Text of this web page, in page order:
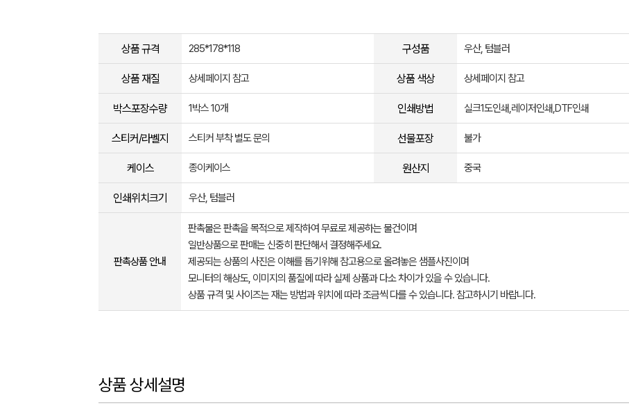
상품 규격 285*178*118 구성품 우산, 텀블러
상품 재질 상세페이지 참고 상품 색상 상세페이지 참고
박스포장수량 1박스 10개 인쇄방법 실크1도인쇄,레이저인쇄,DTF인쇄
스티커/라벨지 스티커 부착 별도 문의 선물포장 불가
케이스 종이케이스 원산지 중국
인쇄위치크기 우산, 텀블러
판촉상품 안내
판촉물은 판촉을 목적으로 제작하여 무료로 제공하는 물건이며
일반상품으로 판매는 신중히 판단해서 결정해주세요.
제공되는 상품의 사진은 이해를 돕기위해 참고용으로 올려놓은 샘플사진이며
모니터의 해상도, 이미지의 품질에 따라 실제 상품과 다소 차이가 있을 수 있습니다.
상품 규격 및 사이즈는 재는 방법과 위치에 따라 조금씩 다를 수 있습니다. 참고하시기 바랍니다.
상품 상세설명